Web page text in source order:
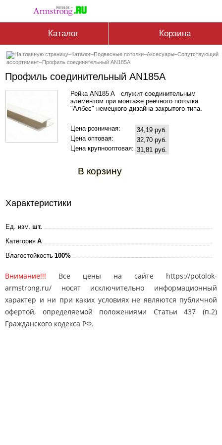
Каталог Корзина
–Каталог–Подвесные потолки–Аксесуары–Сопутствующий
ассортимент–Профиль соединительный АN185A
Профиль соединительный АN185A
Рейка AN185 A служит соединительным
элементом при монтаже реечного потолка
"Албес" немецкого дизайна закрытого типа.
Цена розничная:
34,19 руб.
Цена оптовая:
32,70 руб.
Цена крупнооптовая: 31,81 руб.
В корзину
Характеристики
Ед. изм. шт.
Категория A
Влагостойкость 100%
Внимание!!! Все цены на сайте https://potolok-
armstrong.ru/ носят исключительно информационный
характер и ни при каких условиях не являются публичной
офертой, определяемой положениями Статьи 437 (п.2)
Гражданского кодекса РФ.